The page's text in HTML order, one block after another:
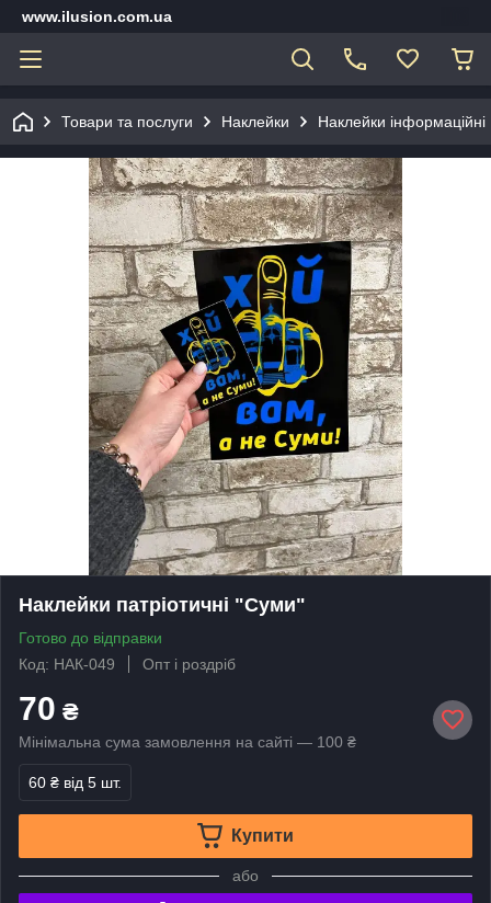
www.ilusion.com.ua
Товари та послуги Наклейки Наклейки інформаційні
Наклейки патріотичні "Суми"
Готово до відправки
Код: НАК-049
Опт і роздріб
70 ₴
Мінімальна сума замовлення на сайті — 100 ₴
60 ₴ від 5 шт.
Купити
або